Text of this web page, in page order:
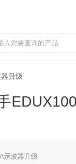
升级
示波器升级